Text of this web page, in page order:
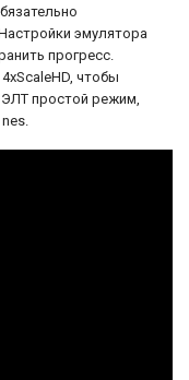
эмулятора
прогресс.
чтобы
ЭЛТ простой режим,